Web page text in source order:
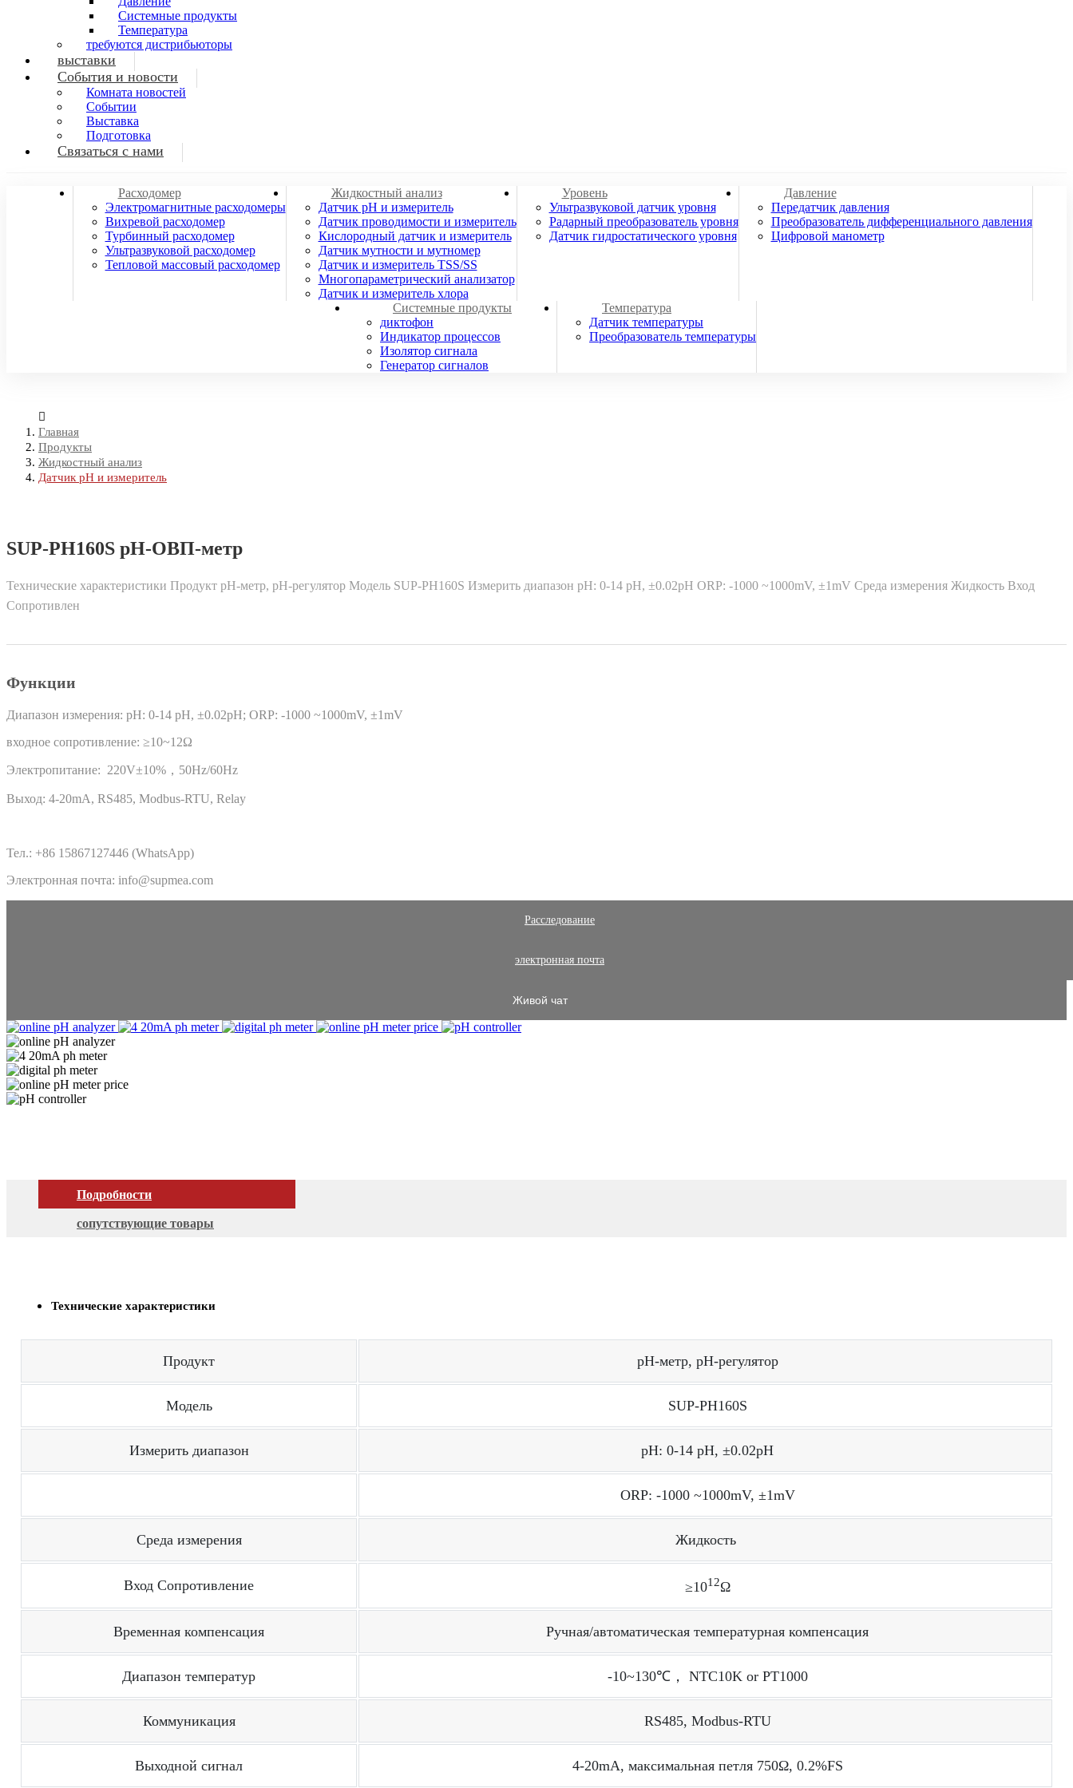
Системные продукты
Температура
требуются дистрибьюторы
выставки
События и новости
Комната новостей
Событии
Выставка
Подготовка
Связаться с нами
Расходомер
Электромагнитные расходомеры
Вихревой расходомер
Турбинный расходомер
Ультразвуковой расходомер
Тепловой массовый расходомер
Жидкостный анализ
Датчик pH и измеритель
Датчик проводимости и измеритель
Кислородный датчик и измеритель
Датчик мутности и мутномер
Датчик и измеритель TSS/SS
Многопараметрический анализатор
Датчик и измеритель хлора
Уровень
Ультразвуковой датчик уровня
Радарный преобразователь уровня
Датчик гидростатического уровня
Давление
Передатчик давления
Преобразователь дифференциального давления
Цифровой манометр
Системные продукты
диктофон
Индикатор процессов
Изолятор сигнала
Генератор сигналов
Температура
Датчик температуры
Преобразователь температуры
Главная
Продукты
Жидкостный анализ
Датчик pH и измеритель
SUP-PH160S рН-ОВП-метр
Технические характеристики Продукт рН-метр, рН-регулятор Модель SUP-PH160S Измерить диапазон pH: 0-14 pH, ±0.02pH ORP: -1000 ~1000mV, ±1mV Среда измерения Жидкость Вход
Сопротивлен
Функции
Диапазон измерения: pH: 0-14 pH, ±0.02pH; ORP: -1000 ~1000mV, ±1mV
входное сопротивление: ≥10~12Ω
Электропитание: 220V±10%，50Hz/60Hz
Выход: 4-20mA, RS485, Modbus-RTU, Relay
Тел.: +86 15867127446 (WhatsApp)
Электронная почта: info@supmea.com
Расследование
электронная почта
Живой чат
Подробности
сопутствующие товары
Технические характеристики
Продукт рН-метр, рН-регулятор
Модель SUP-PH160S
Измерить диапазон pH: 0-14 pH, ±0.02pH
ORP: -1000 ~1000mV, ±1mV
Среда измерения Жидкость
Вход Сопротивление ≥1012Ω
Временная компенсация Ручная/автоматическая температурная компенсация
Диапазон температур -10~130℃， NTC10K or PT1000
Коммуникация RS485, Modbus-RTU
Выходной сигнал 4-20mA, максимальная петля 750Ω, 0.2%FS